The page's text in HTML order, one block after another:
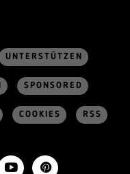
UNTERSTÜTZEN
SPONSORED
COOKIES RSS